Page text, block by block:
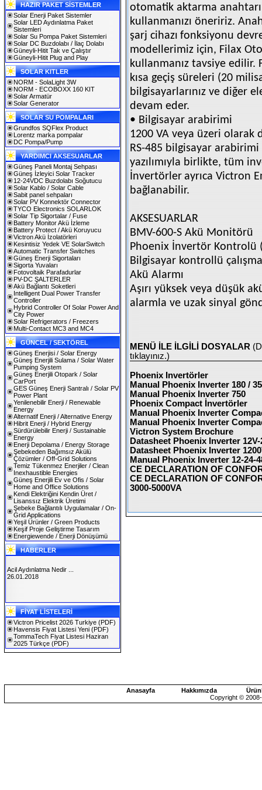
HAZIR PAKET SİSTEMLER
Solar Enerji Paket Sistemler
Solar LED Aydınlatma Paket
Sistemleri
Solar Su Pompa Paket Sistemleri
Solar DC Buzdolabı / İlaç Dolabı
Güneyli-Hitit Tak ve Çalıştır
Güneyli-Hitit Plug and Play
SOLAR KITLER
NORM - SolaLight 3W
NORM - ECOBOXX 160 KIT
Solar Armatür
Solar Generator
SOLAR SU POMPALARI
Grundfos SQFlex Product
Lorentz marka pompalar
DC Pompa/Pump
YARDIMCI AKSESUARLAR
Güneş Paneli Montaj Sehpası
Güneş İzleyici Solar Tracker
12-24VDC Buzdolabı Soğutucu
Solar Kablo / Solar Cable
Sabit panel sehpaları
Solar PV Konnektör Connector
TYCO Electronics SOLARLOK
Solar Tip Sigortalar / Fuse
Battery Monitor Akü İzleme
Battery Protect / Akü Koruyucu
Victron Akü İzolatörleri
Kesintisiz Yedek VE SolarSwitch
Automatic Transfer Switches
Güneş Enerji Sigortaları
Sigorta Yuvaları
Fotovoltaik Parafadurlar
PV-DC ŞALTERLER
Akü Bağlantı Soketleri
Intelligent Dual Power Transfer
Controller
Hybrid Controller Of Solar Power And
City Power
Solar Refrigerators / Freezers
Multi-Contact MC3 and MC4
GÜNCEL / SEKTÖREL
Güneş Enerjisi / Solar Energy
Güneş Enerjili Sulama / Solar Water
Pumping System
Güneş Enerjili Otopark / Solar
CarPort
GES Güneş Enerji Santralı / Solar PV
Power Plant
Yenilenebilir Enerji / Renewable
Energy
Alternatif Enerji / Alternative Energy
Hibrit Enerji / Hybrid Energy
Sürdürülebilir Enerji / Sustainable
Energy
Enerji Depolama / Energy Storage
Şebekeden Bağımsız Akülü
Çözümler / Off-Grid Solutions
Temiz Tükenmez Enerjiler / Clean
Inexhaustible Energies
Güneş Enerjili Ev ve Ofis / Solar
Home and Office Solutions
Kendi Elektriğini Kendin Üret /
Lisanssız Elektrik Üretimi
Şebeke Bağlantılı Uygulamalar / On-
Grid Applications
Yeşil Ürünler / Green Products
Keşif Proje Geliştirme Tasarım
Energiewende / Enerji Dönüşümü
HABERLER
SOLAREX ISTANBUL 2019
30.01.2019
Acil Aydınlatma Nedir ...
26.01.2018
FİYAT LİSTELERİ
Victron Pricelist 2026 Turkiye (PDF)
Havensis Fiyat Listesi Yeni (PDF)
TommaTech Fiyat Listesi Haziran
2025 Türkçe (PDF)
otomatik aktarma
kullanmanızı öneririz.
şarj cihazı fonksiyonu
modellerimiz için, Filax
kullanmanız tavsiye edilir.
kısa geçiş süreleri (20
bilgisayarlarınız ve diğer
devam eder.
• Bilgisayar arabirimi
1200 VA veya üzeri
RS-485 bilgisayar arabirimi
yazılımıyla birlikte, tüm
İnvertörler ayrıca Victron
bağlanabilir.
AKSESUARLAR
BMV-600-S Akü Monitörü
Phoenix İnvertör Kontrolü
Bilgisayar kontrollü
Akü Alarmı
Aşırı yüksek veya düşük
alarmla ve uzak sinyal
MENÜ İLE İLGİLİ DOSYALAR
tıklayınız.)
Phoenix Invertörler
Manual Phoenix Inverter 180 /
Manual Phoenix Inverter 750
Phoenix Compact İnvertörler
Manual Phoenix Inverter
Manual Phoenix Inverter
Victron System Brochure
Datasheet Phoenix Inverter 12V-
Datasheet Phoenix Inverter
Manual Phoenix Inverter 12-24-
CE DECLARATION OF
CE DECLARATION OF
3000-5000VA
Anasayfa Hakkımızda
Copyright ©